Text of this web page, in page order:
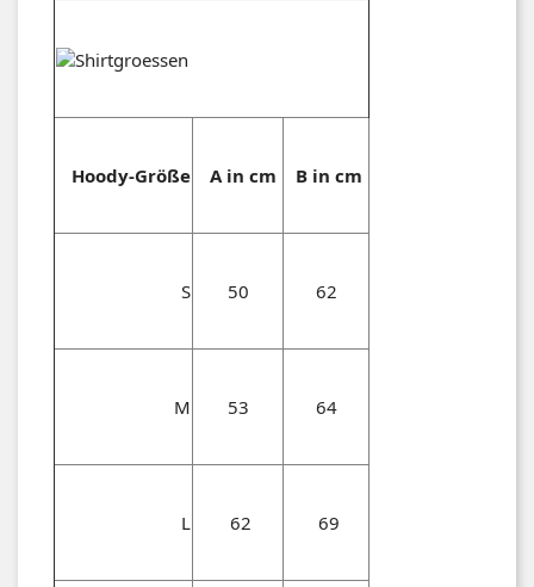
Hoody-Größe A in cm B in cm
S 50 62
M 53 64
L 62 69